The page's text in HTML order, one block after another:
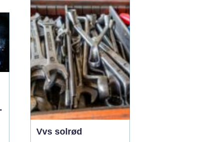
afvikle boligen. Herkan
opkøb af dødsbo være...
Vvs solrød